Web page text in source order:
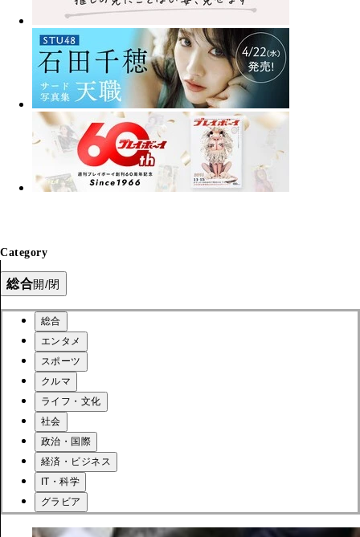
Category
総合開/閉
総合
エンタメ
スポーツ
クルマ
ライフ・文化
社会
政治・国際
経済・ビジネス
IT・科学
グラビア